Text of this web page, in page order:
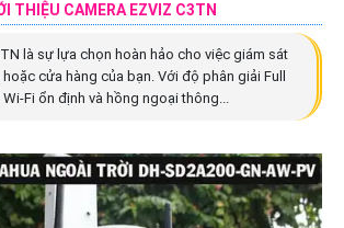
THIỆU CAMERA EZVIZ C3TN
là sự lựa chọn hoàn hảo cho việc giám sát
cửa hàng của bạn. Với độ phân giải Full
Fi ổn định và hồng ngoại thông...